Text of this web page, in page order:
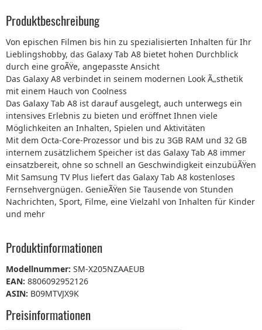
Produktbeschreibung
Von epischen Filmen bis hin zu spezialisierten Inhalten für Ihr
Lieblingshobby, das Galaxy Tab A8 bietet hohen Durchblick
durch eine groÃŸe, angepasste Ansicht
Das Galaxy A8 verbindet in seinem modernen Look Ã„sthetik
mit einem Hauch von Coolness
Das Galaxy Tab A8 ist darauf ausgelegt, auch unterwegs ein
intensives Erlebnis zu bieten und eröffnet Ihnen viele
Möglichkeiten an Inhalten, Spielen und Aktivitäten
Mit dem Octa-Core-Prozessor und bis zu 3GB RAM und 32 GB
internem zusätzlichem Speicher ist das Galaxy Tab A8 immer
einsatzbereit, ohne so schnell an Geschwindigkeit einzubüÃŸen
Mit Samsung TV Plus liefert das Galaxy Tab A8 kostenloses
Fernsehvergnügen. GenieÃŸen Sie Tausende von Stunden
Nachrichten, Sport, Filme, eine Vielzahl von Inhalten für Kinder
und mehr
Produktinformationen
Modellnummer: SM-X205NZAAEUB
EAN: 8806092952126
ASIN: B09MTVJX9K
Preisinformationen